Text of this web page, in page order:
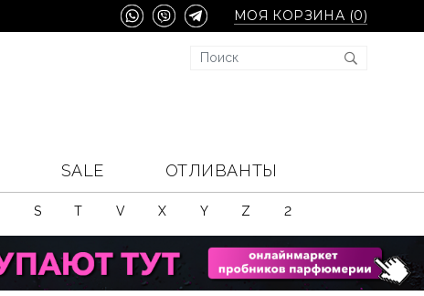
МОЯ КОРЗИНА (0)
SALE ОТЛИВАНТЫ
S T V X Y Z 2